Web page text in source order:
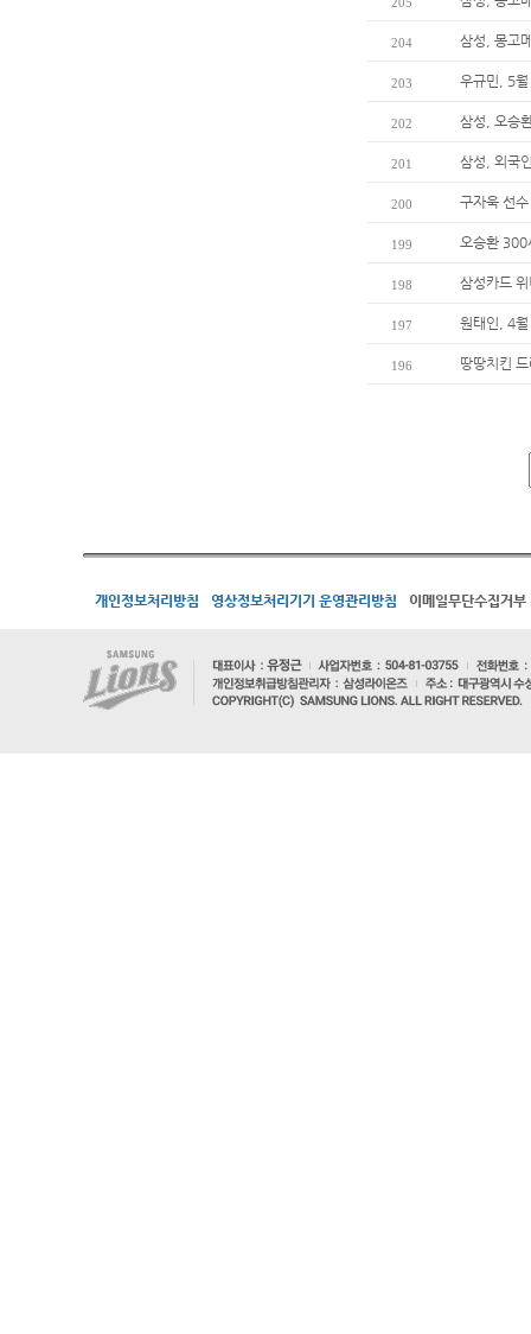
204 삼성, 몽고
203 우규민, 5
202 삼성, 오승
201 삼성, 외국
200 구자욱 선
199 오승환 300
198 삼성카드
197 원태인, 4
196 땅땅치킨
개인정보처리방침 영상정보처리기기 운영관리방침 이메일무단수집거부